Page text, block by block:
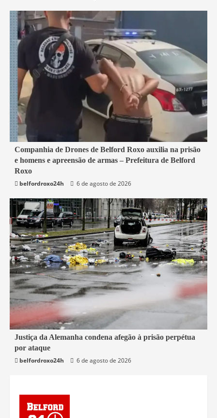
1 min read
Belford Roxo
Companhia de Drones de Belford Roxo auxilia na prisão
e homens e apreensão de armas – Prefeitura de Belford
Roxo
belfordroxo24h
6 de agosto de 2026
1 min read
Mundo
Justiça da Alemanha condena afegão à prisão perpétua
por ataque
belfordroxo24h
6 de agosto de 2026